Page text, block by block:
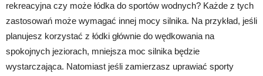
rekreacyjna czy może łódka do sportów wodnych? Każde z tych
zastosowań może wymagać innej mocy silnika. Na przykład, jeśli
planujesz korzystać z łódki głównie do wędkowania na
spokojnych jeziorach, mniejsza moc silnika będzie
wystarczająca. Natomiast jeśli zamierzasz uprawiać sporty